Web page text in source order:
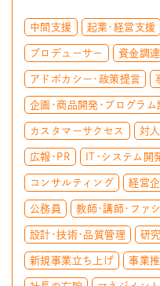
中間支援 起業・経営支援
プロデューサー 資金調
アドボカシー・政策提言
企画・商品開発・プログラム
カスタマーサクセス 対人
広報・PR IT・システム開
コンサルティング 経営
公務員 教師・講師・ファ
設計・技術・品質管理 研
新規事業立ち上げ 事業